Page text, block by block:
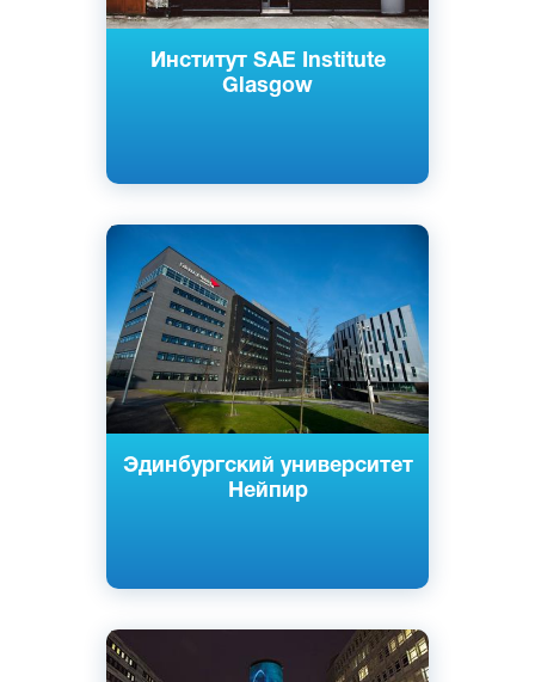
Институт SAE Institute
Glasgow
Эдинбургский университет
Нейпир
Английский
Эдинбург, Шотландия
Государственный
Английский
Глазго, Шотландия